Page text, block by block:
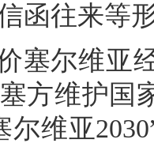
函往来等
塞尔维亚
方维护国
尔维亚